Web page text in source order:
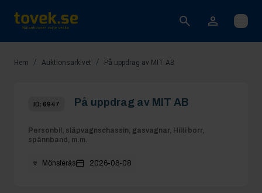
Öppna
Hem / Auktionsarkivet / På uppdrag av MIT AB
ID: 6947 På uppdrag av MIT AB
Personbil, släpvagnschassin, gasvagnar, Hilti borr,
spännband, m.m.
Mönsterås 2026-06-08